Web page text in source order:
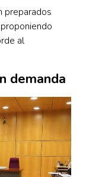
preparados
al
demanda